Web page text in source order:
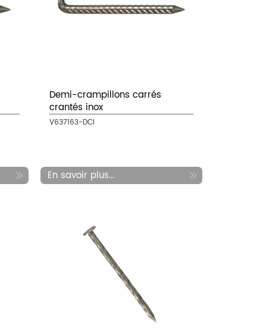
Demi-crampillons carrés
crantés inox
V637163-DCI
En savoir plus...